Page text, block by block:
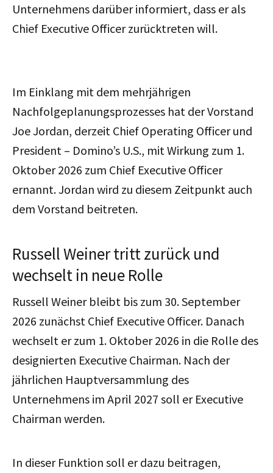
Unternehmens darüber informiert, dass er als
Chief Executive Officer zurücktreten will.
Im Einklang mit dem mehrjährigen
Nachfolgeplanungsprozesses hat der Vorstand
Joe Jordan, derzeit Chief Operating Officer und
President – Domino’s U.S., mit Wirkung zum 1.
Oktober 2026 zum Chief Executive Officer
ernannt. Jordan wird zu diesem Zeitpunkt auch
dem Vorstand beitreten.
Russell Weiner tritt zurück und
wechselt in neue Rolle
Russell Weiner bleibt bis zum 30. September
2026 zunächst Chief Executive Officer. Danach
wechselt er zum 1. Oktober 2026 in die Rolle des
designierten Executive Chairman. Nach der
jährlichen Hauptversammlung des
Unternehmens im April 2027 soll er Executive
Chairman werden.
In dieser Funktion soll er dazu beitragen,